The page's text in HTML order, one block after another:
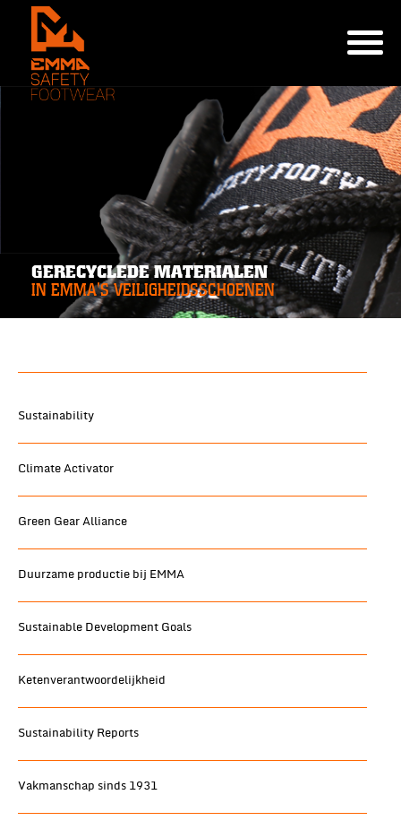
GERECYCLEDE MATERIALEN
IN EMMA'S VEILIGHEIDSSCHOENEN
Sustainability
Climate Activator
Green Gear Alliance
Duurzame productie bij EMMA
Sustainable Development Goals
Ketenverantwoordelijkheid
Sustainability Reports
Vakmanschap sinds 1931